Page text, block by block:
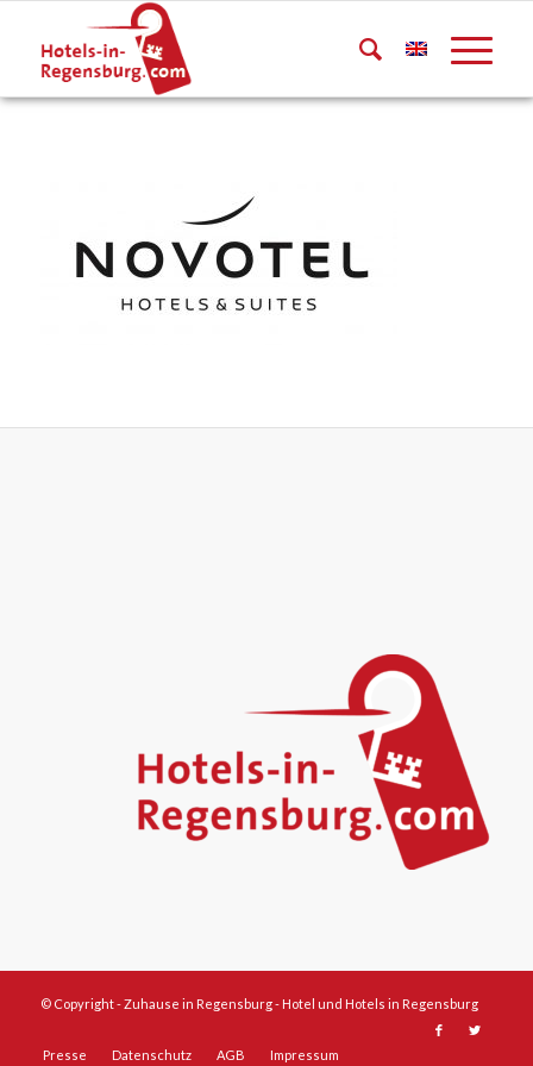
© Copyright -Zuhause in Regensburg - Hotel und Hotels in Regensburg
Presse Datenschutz AGB Impressum